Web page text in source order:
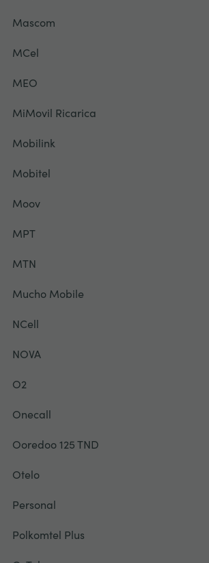
Mascom
MCel
MEO
MiMovil Ricarica
Mobilink
Mobitel
Moov
MPT
MTN
Mucho Mobile
NCell
NOVA
O2
Onecall
Ooredoo 125 TND
Otelo
Personal
Polkomtel Plus